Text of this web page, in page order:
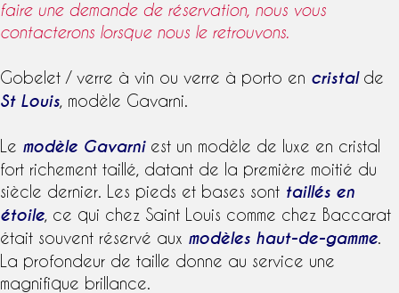
faire une demande de réservation, nous vous
contacterons lorsque nous le retrouvons.
Gobelet / verre à vin ou verre à porto en cristalde
St Louis modèle Gavarni
Le modèle Gavarniest un modèle de luxe en cristal
fort richement taillé, datant de la première moitié du
siècle dernier. Les pieds et bases sont taillés en
étoile , ce qui chez Saint Louis comme chez Baccarat
était souvent réservé aux modèles haut-de-gamme
La profondeur de taille donne au service une
magnifique brillance.